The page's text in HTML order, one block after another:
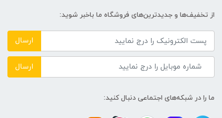
USB ۲.۰
از تخفیف‌ها و جدیدترین‌های فروشگاه ما باخبر شوید:
ارسال
ارسال
ما را در شبکه‌های اجتماعی دنبال کنید: